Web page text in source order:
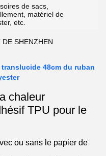
de sacs,
matériel de
etc.
DE SHENZHEN
48cm du ruban
chaleur
TPU pour le
ou sans le papier de